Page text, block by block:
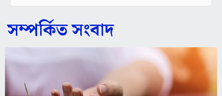
সম্পর্কিত সংবাদ